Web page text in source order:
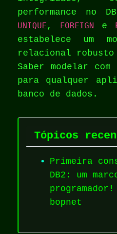
performance no
UNIQUE , FOREIGN e
estabelece um
relacional
Saber modelar
para qualquer
banco de dados.
Tópicos
Primeira
DB2: um
bopnet